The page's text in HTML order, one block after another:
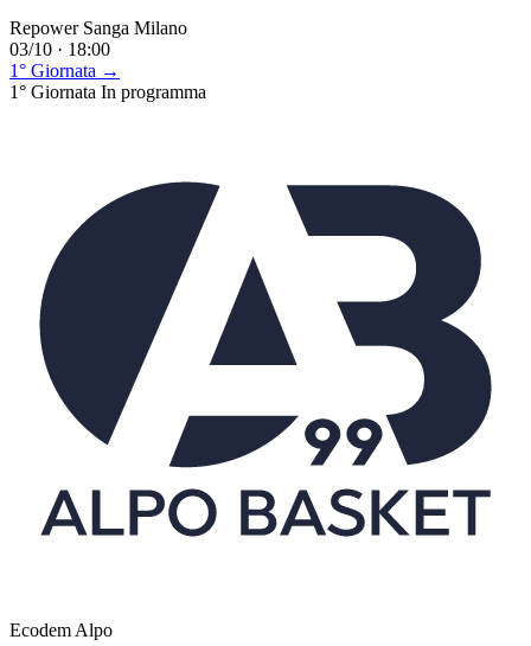
Repower Sanga Milano
03/10 · 18:00
1° Giornata →
1° Giornata In programma
Ecodem Alpo